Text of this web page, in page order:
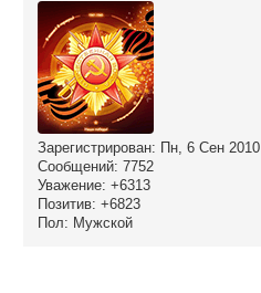
Зарегистрирован: Пн, 6 Сен 2010
Сообщений: 7752
Уважение: +6313
Позитив: +6823
Пол: Мужской